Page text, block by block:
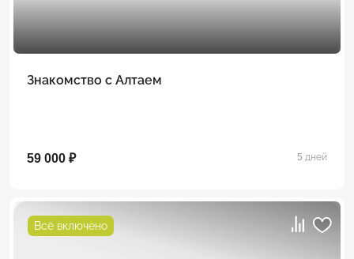
Знакомство с Алтаем
59 000 ₽ 5 дней
Всё включено